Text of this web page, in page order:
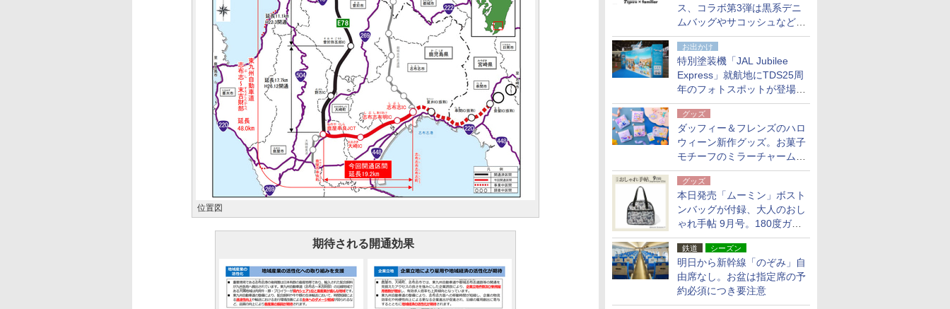
ス、コラボ第3弾は黒系デニ
ムバッグやサコッシュなど6
点。8月21日オンラインスト
アで発売
お出かけ
特別塗装機「JAL Jubilee
Express」就航地にTDS25周
年のフォトスポットが登場。
10月末まで青森空港に
グッズ
ダッフィー＆フレンズのハロ
ウィーン新作グッズ。お菓子
モチーフのミラーチャーム/
デザインポーチほか
グッズ
本日発売「ムーミン」ボスト
ンバッグが付録、大人のおし
ゃれ手帖 9月号。180度ガバ
ッと開いて大容量
鉄道 シーズン
明日から新幹線「のぞみ」自
由席なし。お盆は指定席の予
約必須につき要注意
位置図
期待される開通効果